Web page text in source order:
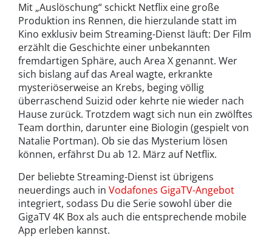
Mit „Auslöschung“ schickt Netflix eine große
Produktion ins Rennen, die hierzulande statt im
Kino exklusiv beim Streaming-Dienst läuft: Der Film
erzählt die Geschichte einer unbekannten
fremdartigen Sphäre, auch Area X genannt. Wer
sich bislang auf das Areal wagte, erkrankte
mysteriöserweise an Krebs, beging völlig
überraschend Suizid oder kehrte nie wieder nach
Hause zurück. Trotzdem wagt sich nun ein zwölftes
Team dorthin, darunter eine Biologin (gespielt von
Natalie Portman). Ob sie das Mysterium lösen
können, erfährst Du ab 12. März auf Netflix.
Der beliebte Streaming-Dienst ist übrigens
neuerdings auch in Vodafones GigaTV-Angebot
integriert, sodass Du die Serie sowohl über die
GigaTV 4K Box als auch die entsprechende mobile
App erleben kannst.